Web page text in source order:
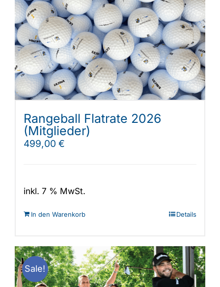
Rangeball Flatrate 2026
(Mitglieder)
499,00 €
inkl. 7 % MwSt.
In den Warenkorb Details
Sale!